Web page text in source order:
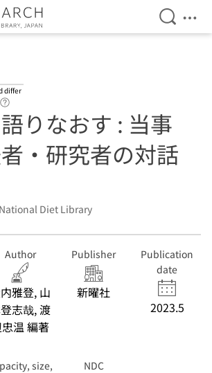
Open
differ
りなおす : 当事
・研究者の対話
Diet Library
Author
雅登, 山
志哉, 渡
温 編著
Publisher
新曜社
Publication
date
2023.5
size,
NDC